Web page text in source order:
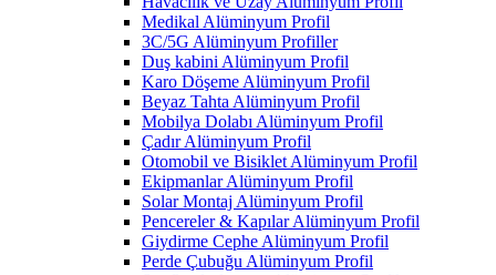
Medikal Alüminyum Profil
3C/5G Alüminyum Profiller
Duş kabini Alüminyum Profil
Karo Döşeme Alüminyum Profil
Beyaz Tahta Alüminyum Profil
Mobilya Dolabı Alüminyum Profil
Çadır Alüminyum Profil
Otomobil ve Bisiklet Alüminyum Profil
Ekipmanlar Alüminyum Profil
Solar Montaj Alüminyum Profil
Pencereler & Kapılar Alüminyum Profil
Giydirme Cephe Alüminyum Profil
Perde Çubuğu Alüminyum Profil